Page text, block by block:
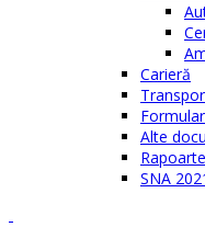
Carieră
Alte
Rapoarte
SNA